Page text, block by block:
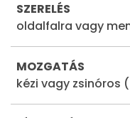
SZERELÉS
oldalfalra vagy
MOZGATÁS
kézi vagy zsinóros